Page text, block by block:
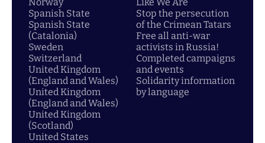
Spanish State
Spanish State
(Catalonia)
Sweden
Switzerland
United Kingdom
(England and Wales)
United Kingdom
(England and Wales)
United Kingdom
(Scotland)
United States
Stop the persecution
of the Crimean Tatars
Free all anti-war
activists in Russia!
Completed campaigns
and events
Solidarity information
by language